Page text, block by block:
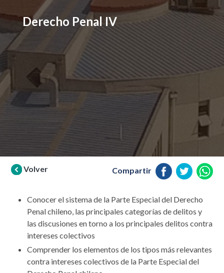
Derecho Penal IV
Volver Compartir
Conocer el sistema de la Parte Especial del Derecho
Penal chileno, las principales categorías de delitos y
las discusiones en torno a los principales delitos contra
intereses colectivos
Comprender los elementos de los tipos más relevantes
contra intereses colectivos de la Parte Especial del